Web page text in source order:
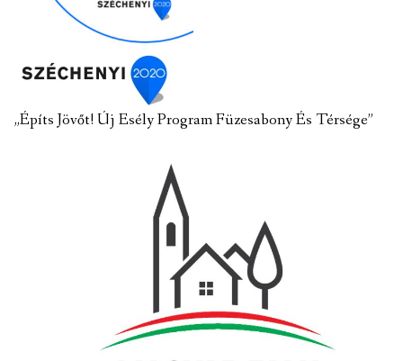
„Építs Jövőt! Új Esély Program Füzesabony És Térsége”